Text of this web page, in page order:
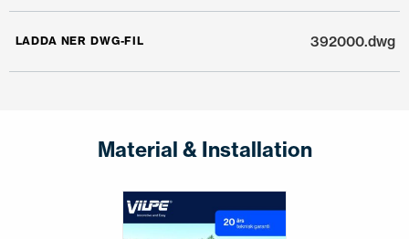
LADDA NER DWG-FIL 392000.dwg
Material & Installation